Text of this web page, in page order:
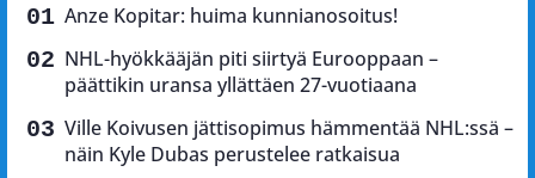
Anze Kopitar: huima kunnianosoitus!
NHL-hyökkääjän piti siirtyä Eurooppaan –
päättikin uransa yllättäen 27-vuotiaana
Ville Koivusen jättisopimus hämmentää NHL:ssä –
näin Kyle Dubas perustelee ratkaisua